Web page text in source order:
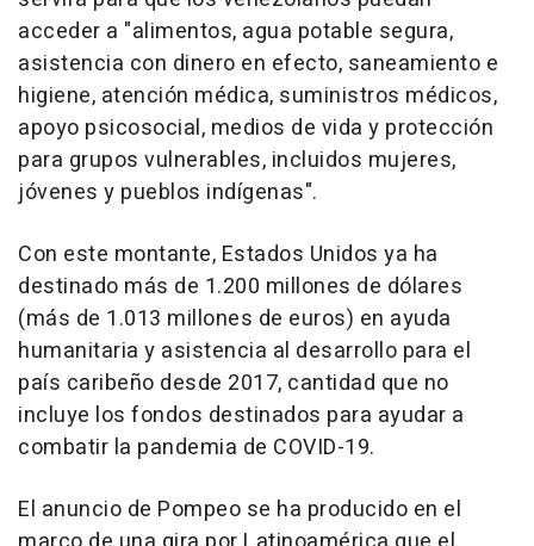
acceder a "alimentos, agua potable segura,
asistencia con dinero en efecto, saneamiento e
higiene, atención médica, suministros médicos,
apoyo psicosocial, medios de vida y protección
para grupos vulnerables, incluidos mujeres,
jóvenes y pueblos indígenas".
Con este montante, Estados Unidos ya ha
destinado más de 1.200 millones de dólares
(más de 1.013 millones de euros) en ayuda
humanitaria y asistencia al desarrollo para el
país caribeño desde 2017, cantidad que no
incluye los fondos destinados para ayudar a
combatir la pandemia de COVID-19.
El anuncio de Pompeo se ha producido en el